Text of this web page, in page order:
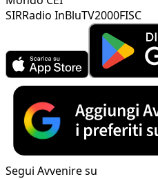
SIRRadio InBluTV2000FISC
Segui Avvenire su